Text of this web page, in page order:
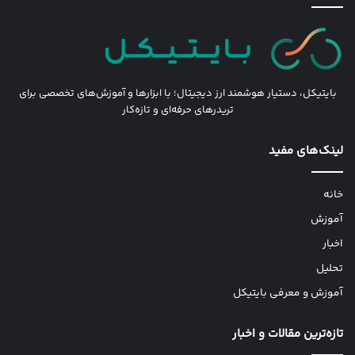
بایتیکل، دستیار هوشمند ارز دیجیتال؛ با ابزارها و آموزش‌های تخصصی برای
تریدرهای حرفه‌ای و تازه‌کار
لینک‌های مفید
خانه
آموزش
اخبار
تحلیل
آموزش و معرفی بایتیکل
تازه‌ترین مقالات و اخبار